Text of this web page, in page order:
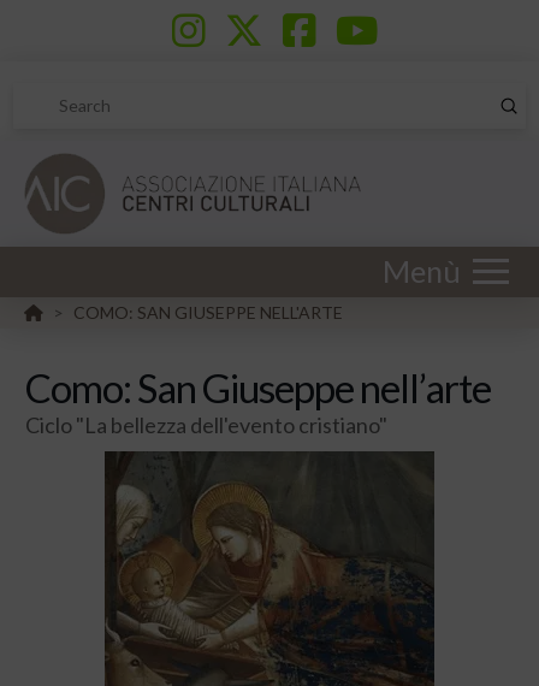
Search
Menù
HOME
> COMO: SAN GIUSEPPE NELL'ARTE
Como: San Giuseppe nell’arte
Ciclo "La bellezza dell'evento cristiano"